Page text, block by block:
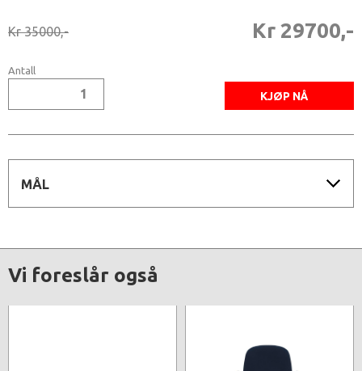
Kr 35000,- Kr 29700,-
Antall
MÅL
Vi foreslår også